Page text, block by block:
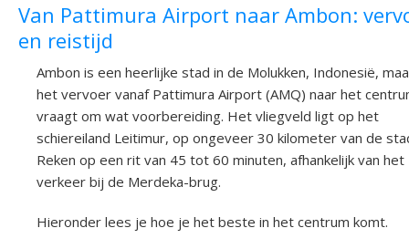
Van Pattimura Airport naar Ambon:
en reistijd
Ambon is een heerlijke stad in de Molukken, Indonesië,
het vervoer vanaf Pattimura Airport (AMQ) naar het
vraagt om wat voorbereiding. Het vliegveld ligt op het
schiereiland Leitimur, op ongeveer 30 kilometer van de
Reken op een rit van 45 tot 60 minuten, afhankelijk van het
verkeer bij de Merdeka-brug.
Hieronder lees je hoe je het beste in het centrum komt.